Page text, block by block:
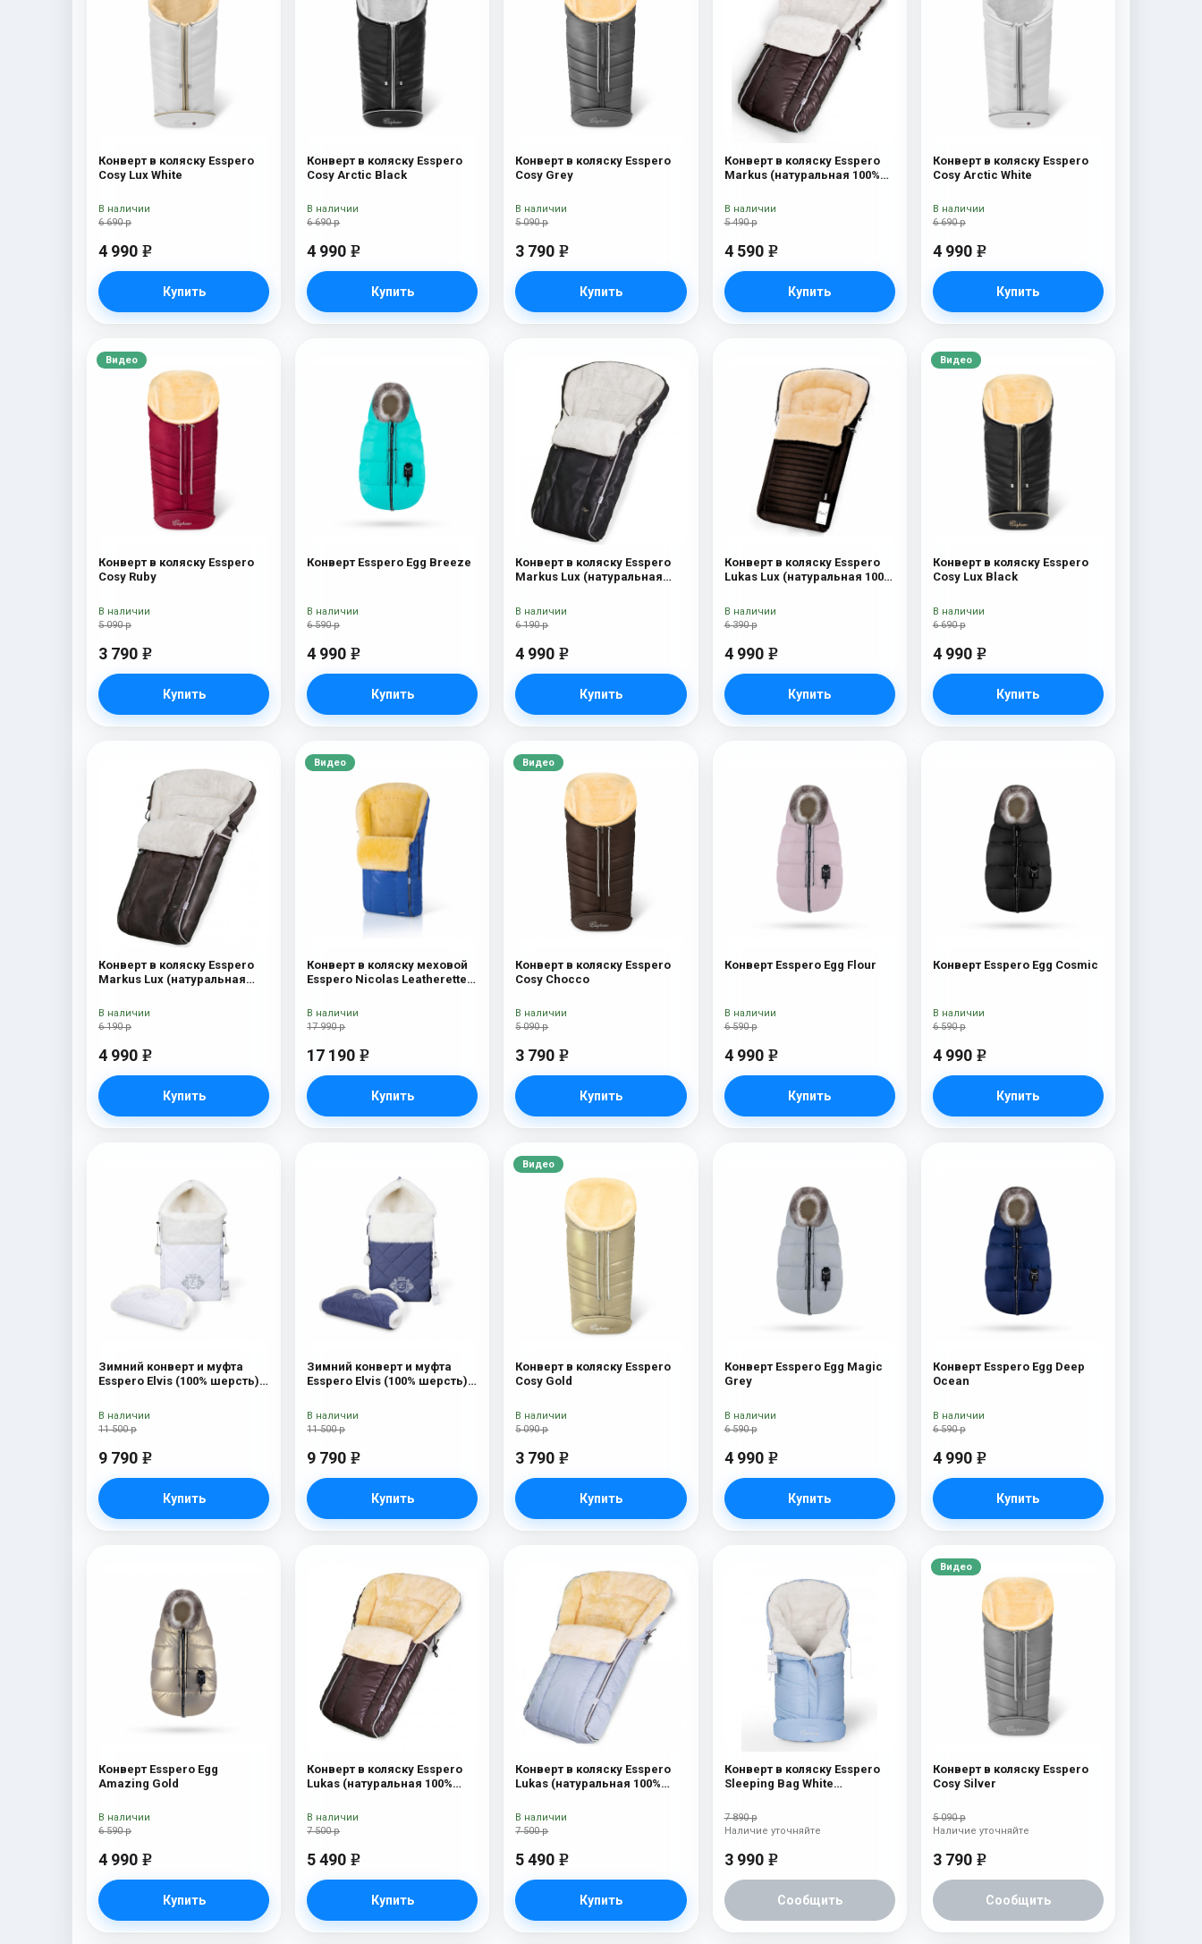
Конверт в коляску Esspero
Cosy Lux White
6 690 р
4 990 e
Купить
В наличии
Конверт в коляску Esspero
Cosy Arctic Black
6 690 р
4 990 e
Купить
В наличии
Конверт в коляску Esspero
Cosy Grey
5 090 р
3 790 e
Купить
В наличии
Конверт в коляску Esspero
Markus (натуральная 100%
5 490 р
4 590 e
Купить
В наличии
Конверт в коляску Esspero
Cosy Arctic White
6 690 р
4 990 e
Купить
В наличии
Видео
Конверт в коляску Esspero
Cosy Ruby
5 090 р
3 790 e
Купить
В наличии
Конверт Esspero Egg Breeze
6 590 р
4 990 e
Купить
В наличии
Конверт в коляску Esspero
Markus Lux (натуральная
6 190 р
4 990 e
Купить
В наличии
Конверт в коляску Esspero
Lukas Lux (натуральная 100%
6 390 р
4 990 e
Купить
В наличии
Видео
Конверт в коляску Esspero
Cosy Lux Black
6 690 р
4 990 e
Купить
В наличии
Конверт в коляску Esspero
Markus Lux (натуральная
6 190 р
4 990 e
Купить
В наличии
Видео
Конверт в коляску меховой
Esspero Nicolas Leatherette
17 990 р
17 190 e
Купить
В наличии
Видео
Конверт в коляску Esspero
Cosy Chocco
5 090 р
3 790 e
Купить
В наличии
Конверт Esspero Egg Flour
6 590 р
4 990 e
Купить
В наличии
Конверт Esspero Egg Cosmic
6 590 р
4 990 e
Купить
В наличии
Зимний конверт и муфта
Esspero Elvis (100% шерсть)
11 500 р
9 790 e
Купить
В наличии
Зимний конверт и муфта
Esspero Elvis (100% шерсть)
11 500 р
9 790 e
Купить
В наличии
Видео
Конверт в коляску Esspero
Cosy Gold
5 090 р
3 790 e
Купить
В наличии
Конверт Esspero Egg Magic
Grey
6 590 р
4 990 e
Купить
В наличии
Конверт Esspero Egg Deep
Ocean
6 590 р
4 990 e
Купить
В наличии
Конверт Esspero Egg
Amazing Gold
6 590 р
4 990 e
Купить
В наличии
Конверт в коляску Esspero
Lukas (натуральная 100%
7 500 р
5 490 e
Купить
В наличии
Конверт в коляску Esspero
Lukas (натуральная 100%
7 500 р
5 490 e
Купить
В наличии
Конверт в коляску Esspero
Sleeping Bag White
Blue Mountain
7 890 р
3 990 e
Сообщить
Наличие уточняйте
Видео
Конверт в коляску Esspero
Cosy Silver
5 090 р
3 790 e
Сообщить
Наличие уточняйте